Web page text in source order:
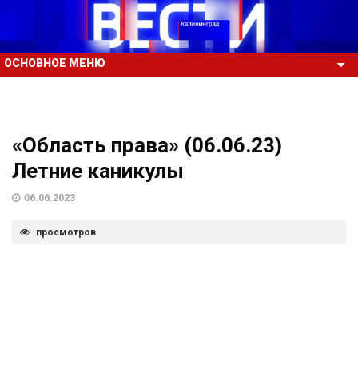
ОСНОВНОЕ МЕНЮ
«Область права» (06.06.23)
Летние каникулы
06.06.2023
просмотров